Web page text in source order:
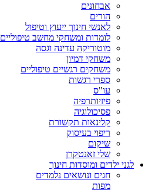
אבחונים
הורים
לאנשי חינוך ייעוץ וטיפול
לומדות ומשחקי מחשב טיפוליים
מוטוריקה עדינה וגסה
משחקי דמיון
משחקים רגשיים טיפוליים
ספרי רגשות
עו"ס
פיזיותרפיה
פסיכולוגיה
קלינאות תקשורת
ריפוי בעיסוק
שיקום
שלי זאנטקרן
לגני ילדים ומוסדות חינוך
חגים ונושאים נלמדים
מפות